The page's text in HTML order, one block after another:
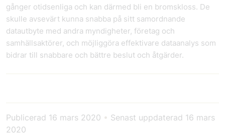
gånger otidsenliga och kan därmed bli en bromskloss. De
skulle avsevärt kunna snabba på sitt samordnande
datautbyte med andra myndigheter, företag och
samhällsaktörer, och möjliggöra effektivare dataanalys som
bidrar till snabbare och bättre beslut och åtgärder.
Publicerad 16 mars 2020 • Senast uppdaterad 16 mars
2020